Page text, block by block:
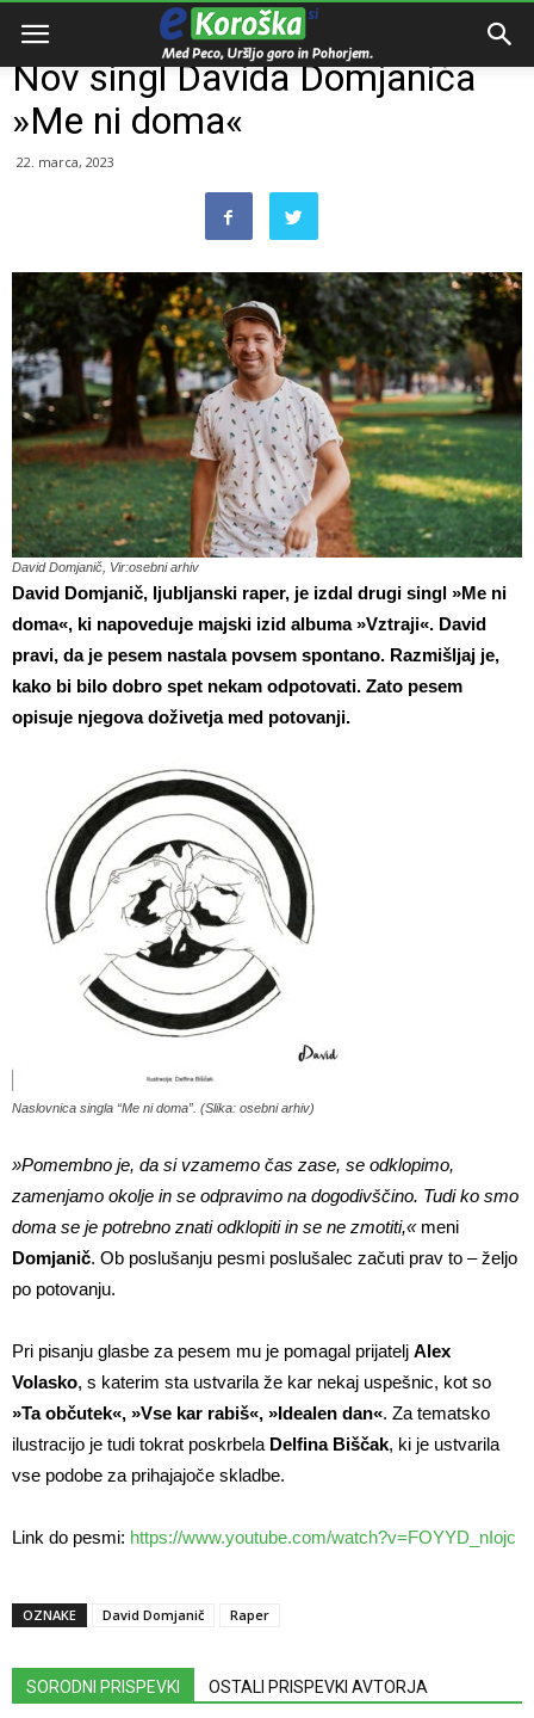
Domov
Nov singl Davida Domjaniča
»Me ni doma«
22. marca, 2023
David Domjanič, Vir:osebni arhiv
David Domjanič, ljubljanski raper, je izdal drugi singl »Me ni
doma«, ki napoveduje majski izid albuma »Vztraji«. David
pravi, da je pesem nastala povsem spontano. Razmišljaj je,
kako bi bilo dobro spet nekam odpotovati. Zato pesem
opisuje njegova doživetja med potovanji.
Naslovnica singla “Me ni doma”. (Slika: osebni arhiv)
»Pomembno je, da si vzamemo čas zase, se odklopimo,
zamenjamo okolje in se odpravimo na dogodivščino. Tudi ko smo
doma se je potrebno znati odklopiti in se ne zmotiti,«meni
Domjanič. Ob poslušanju pesmi poslušalec začuti prav to – željo
po potovanju.
Pri pisanju glasbe za pesem mu je pomagal prijatelj Alex
Volasko, s katerim sta ustvarila že kar nekaj uspešnic, kot so
»Ta občutek«, »Vse kar rabiš«, »Idealen dan«. Za tematsko
ilustracijo je tudi tokrat poskrbela Delfina Biščak, ki je ustvarila
vse podobe za prihajajoče skladbe.
Link do pesmi: https://www.youtube.com/watch?v=FOYYD_nIojc
OZNAKE David Domjanič Raper
SORODNI PRISPEVKI OSTALI PRISPEVKI AVTORJA